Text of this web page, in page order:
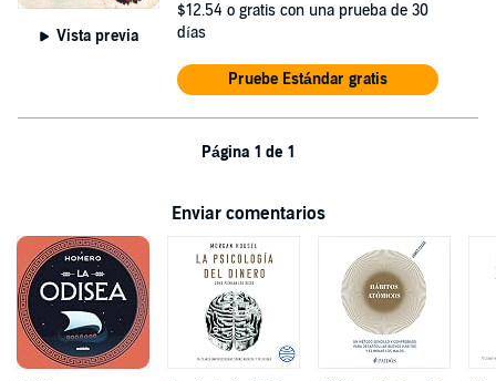
Vista previa
$12.54 o gratis con una prueba de 30
días
Pruebe Estándar gratis
Página 1 de 1
Enviar comentarios